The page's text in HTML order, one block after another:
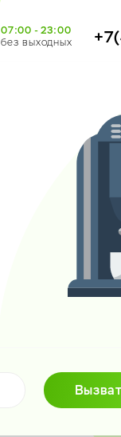
07:00 - 23:00
без выходных